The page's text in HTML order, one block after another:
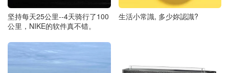
坚持每天25公里--4天骑行了100
公里，NIKE的软件真不错。
生活小常識, 多少妳認識?